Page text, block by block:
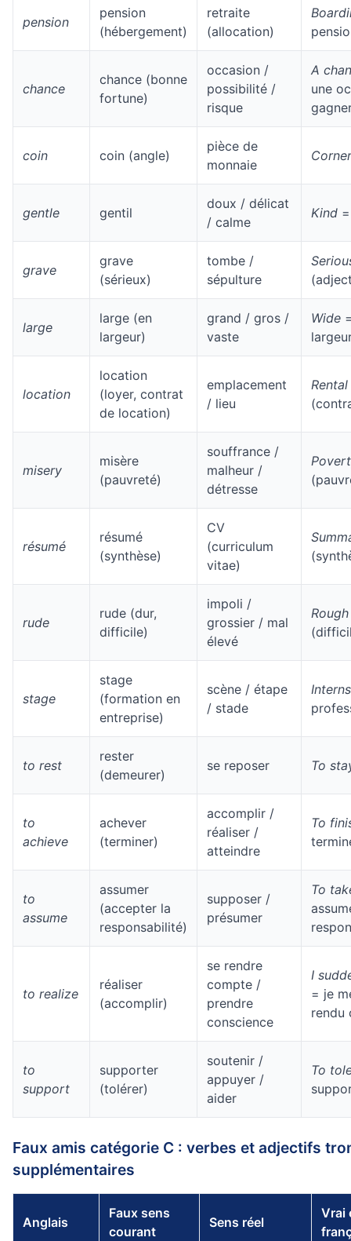
pension
pension
(hébergement)
retraite
(allocation)
chance
chance (bonne
fortune)
occasion /
possibilité /
risque
A
une
coin coin (angle)
pièce de
monnaie
Corner
gentle gentil
doux / délicat
/ calme
Kind
grave
grave
(sérieux)
tombe /
sépulture
large
large (en
largeur)
grand / gros /
vaste
Wide
location
location
(loyer, contrat
de location)
emplacement
/ lieu
Rental
misery
misère
(pauvreté)
souffrance /
malheur /
détresse
résumé
résumé
(synthèse)
CV
(curriculum
vitae)
rude
rude (dur,
difficile)
impoli /
grossier / mal
élevé
Rough
stage
stage
(formation en
entreprise)
scène / étape
/ stade
to rest
rester
(demeurer)
se reposer To
to
achieve
achever
(terminer)
accomplir /
réaliser /
atteindre
To
to
assume
assumer
(accepter la
responsabilité)
supposer /
présumer
To
to realize
réaliser
(accomplir)
se rendre
compte /
prendre
conscience
I
= je
rendu
to
support
supporter
(tolérer)
soutenir /
appuyer /
aider
To
Faux amis catégorie C : verbes et adjectifs
supplémentaires
Anglais
Faux sens
courant
Sens réel
Vrai